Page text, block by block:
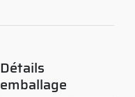
Détails
emballage